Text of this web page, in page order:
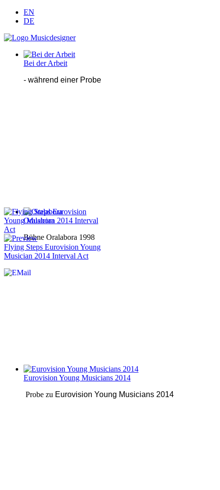
EN
DE
Bei der Arbeit
- während einer Probe
Oralabora
Bühne Oralabora 1998
Eurovision Young Musicians 2014
Probe zu Eurovision Young Musicians 2014
Flying Steps Eurovision Young
Musician 2014 Interval Act